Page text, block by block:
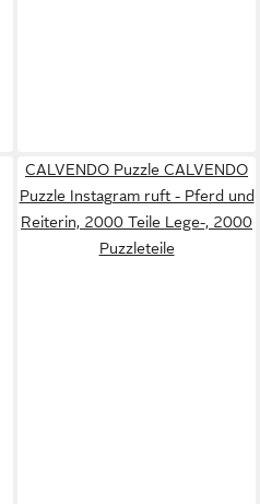
CALVENDO Puzzle CALVENDO
Puzzle Instagram ruft - Pferd und
Reiterin, 2000 Teile Lege-, 2000
Puzzleteile